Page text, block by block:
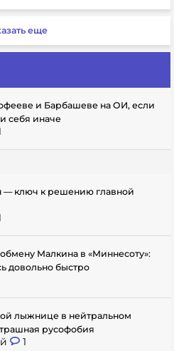
еще
и Барбашеве на ОИ, если
себя иначе
— ключ к решению главной
Малкина в «Миннесоту»:
довольно быстро
лыжнице в нейтральном
русофобия
1